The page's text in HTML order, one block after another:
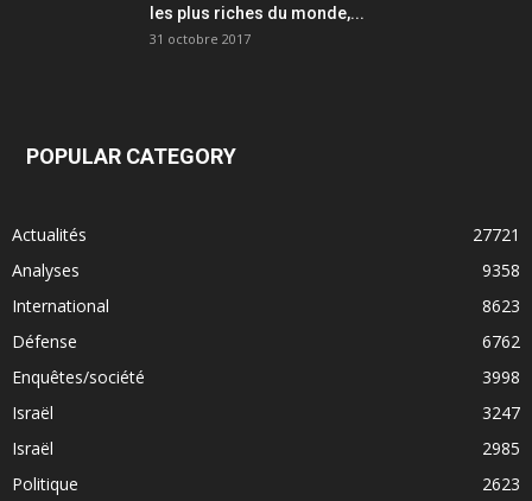
les plus riches du monde,...
31 octobre 2017
POPULAR CATEGORY
Actualités
27721
Analyses
9358
International
8623
Défense
6762
Enquêtes/société
3998
Israël
3247
Israël
2985
Politique
2623